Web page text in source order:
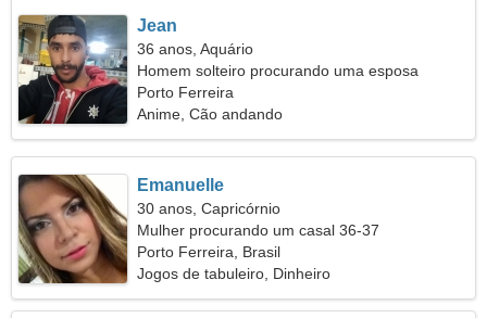
Jean
36 anos, Aquário
Homem solteiro procurando uma esposa
Porto Ferreira
Anime, Cão andando
Emanuelle
30 anos, Capricórnio
Mulher procurando um casal 36-37
Porto Ferreira, Brasil
Jogos de tabuleiro, Dinheiro